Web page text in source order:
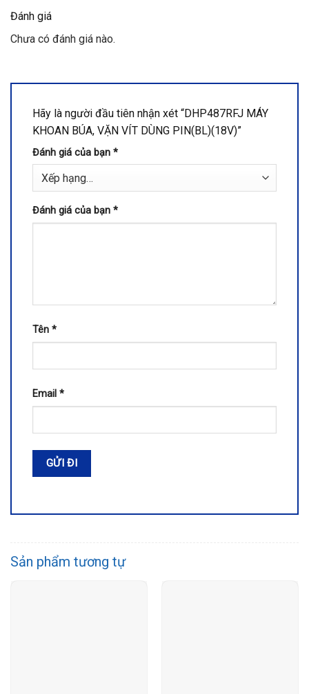
Đánh giá
Chưa có đánh giá nào.
Hãy là người đầu tiên nhận xét “DHP487RFJ MÁY
KHOAN BÚA, VẶN VÍT DÙNG PIN(BL)(18V)”
Đánh giá của bạn *
Đánh giá của bạn *
Tên *
Email *
Sản phẩm tương tự